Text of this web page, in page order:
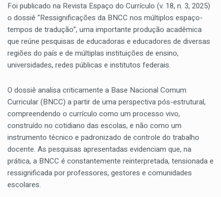
Foi publicado na Revista Espaço do Currículo (v. 18, n. 3, 2025)
o dossiê “Ressignificações da BNCC nos múltiplos espaço-
tempos de tradução”, uma importante produção acadêmica
que reúne pesquisas de educadoras e educadores de diversas
regiões do país e de múltiplas instituições de ensino,
universidades, redes públicas e institutos federais.
O dossiê analisa criticamente a Base Nacional Comum
Curricular (BNCC) a partir de uma perspectiva pós-estrutural,
compreendendo o currículo como um processo vivo,
construído no cotidiano das escolas, e não como um
instrumento técnico e padronizado de controle do trabalho
docente. As pesquisas apresentadas evidenciam que, na
prática, a BNCC é constantemente reinterpretada, tensionada e
ressignificada por professores, gestores e comunidades
escolares.